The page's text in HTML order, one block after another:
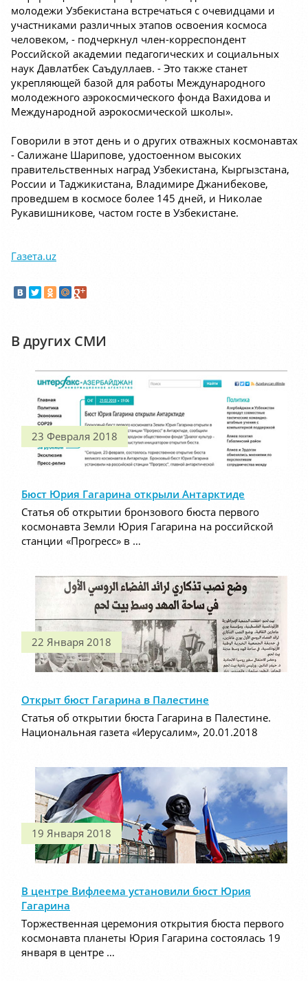
молодежи Узбекистана встречаться с очевидцами и
участниками различных этапов освоения космоса
человеком, - подчеркнул член-корреспондент
Российской академии педагогических и социальных
наук Давлатбек Саъдуллаев. - Это также станет
укрепляющей базой для работы Международного
молодежного аэрокосмического фонда Вахидова и
Международной аэрокосмической школы».
Говорили в этот день и о других отважных космонавтах
- Салижане Шарипове, удостоенном высоких
правительственных наград Узбекистана, Кыргызстана,
России и Таджикистана, Владимире Джанибекове,
проведшем в космосе более 145 дней, и Николае
Рукавишникове, частом госте в Узбекистане.
Газета.uz
В других СМИ
23 Февраля 2018
Бюст Юрия Гагарина открыли Антарктиде
Статья об открытии бронзового бюста первого
космонавта Земли Юрия Гагарина на российской
станции «Прогресс» в …
22 Января 2018
Открыт бюст Гагарина в Палестине
Статья об открытии бюста Гагарина в Палестине.
Национальная газета «Иерусалим», 20.01.2018
19 Января 2018
В центре Вифлеема установили бюст Юрия
Гагарина
Торжественная церемония открытия бюста первого
космонавта планеты Юрия Гагарина состоялась 19
января в центре …